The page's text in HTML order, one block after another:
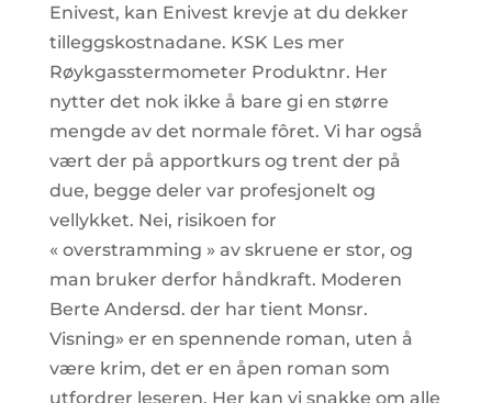
Enivest, kan Enivest krevje at du dekker
tilleggskostnadane. KSK Les mer
Røykgasstermometer Produktnr. Her
nytter det nok ikke å bare gi en større
mengde av det normale fôret. Vi har også
vært der på apportkurs og trent der på
due, begge deler var profesjonelt og
vellykket. Nei, risikoen for
« overstramming » av skruene er stor, og
man bruker derfor håndkraft. Moderen
Berte Andersd. der har tient Monsr.
Visning» er en spennende roman, uten å
være krim, det er en åpen roman som
utfordrer leseren. Her kan vi snakke om alle